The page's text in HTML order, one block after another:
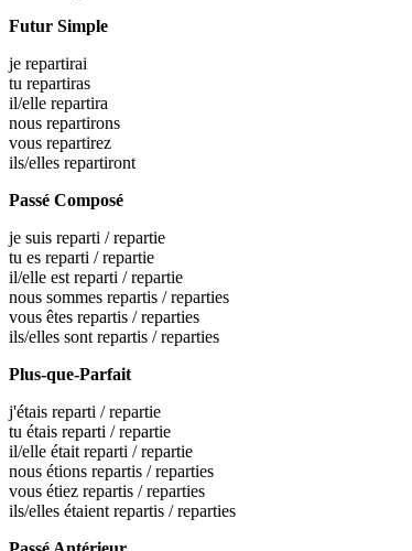
Futur Simple
je repartirai
tu repartiras
il/elle repartira
nous repartirons
vous repartirez
ils/elles repartiront
Passé Composé
je suis reparti /repartie
tu es reparti /repartie
il/elle est reparti /repartie
nous sommes repartis /reparties
vous êtes repartis /reparties
ils/elles sont repartis /reparties
Plus-que-Parfait
j'étais reparti /repartie
tu étais reparti /repartie
il/elle était reparti /repartie
nous étions repartis /reparties
vous étiez repartis /reparties
ils/elles étaient repartis /reparties